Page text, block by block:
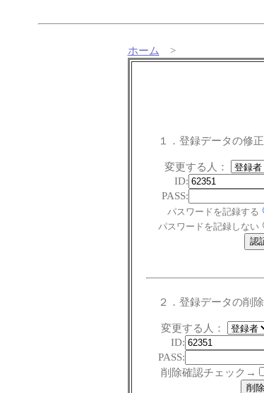
ホーム >
１．登録データの修正
変更する人：
ID:
PASS:
パスワードを記録する
パスワードを記録しない
２．登録データの削除
変更する人：
ID:
PASS:
削除確認チェック→